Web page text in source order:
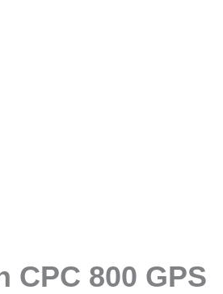
CPC 800 GPS